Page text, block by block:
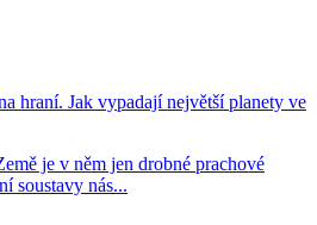
hraní. Jak vypadají největší planety ve
je v něm jen drobné prachové
soustavy nás...